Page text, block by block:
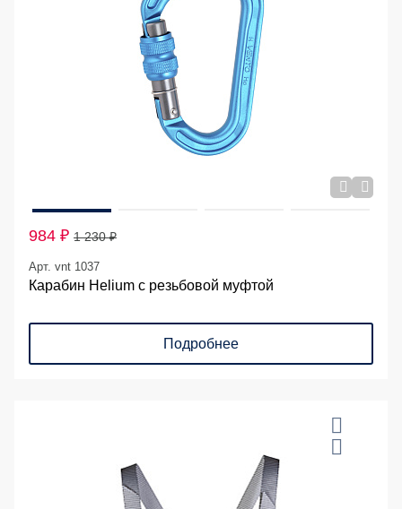
984 ₽ 1 230 ₽
Арт. vnt 1037
Карабин Helium с резьбовой муфтой
Подробнее